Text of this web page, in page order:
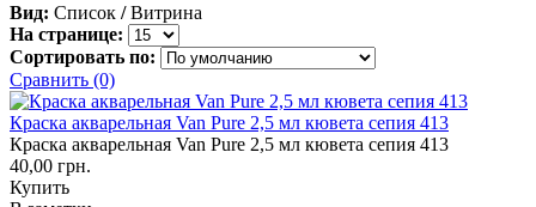
Вид: Список / Витрина
На странице:
Сортировать по:
Сравнить (0)
Краска акварельная Van Pure 2,5 мл кювета сепия 413
Краска акварельная Van Pure 2,5 мл кювета сепия 413
40,00 грн.
Купить